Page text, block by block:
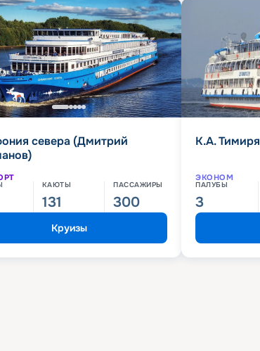
севера (Дмитрий
КАЮТЫ
131
ПАССАЖИРЫ
300
Круизы
К.А.
ЭКОНОМ
ПАЛУБЫ
3